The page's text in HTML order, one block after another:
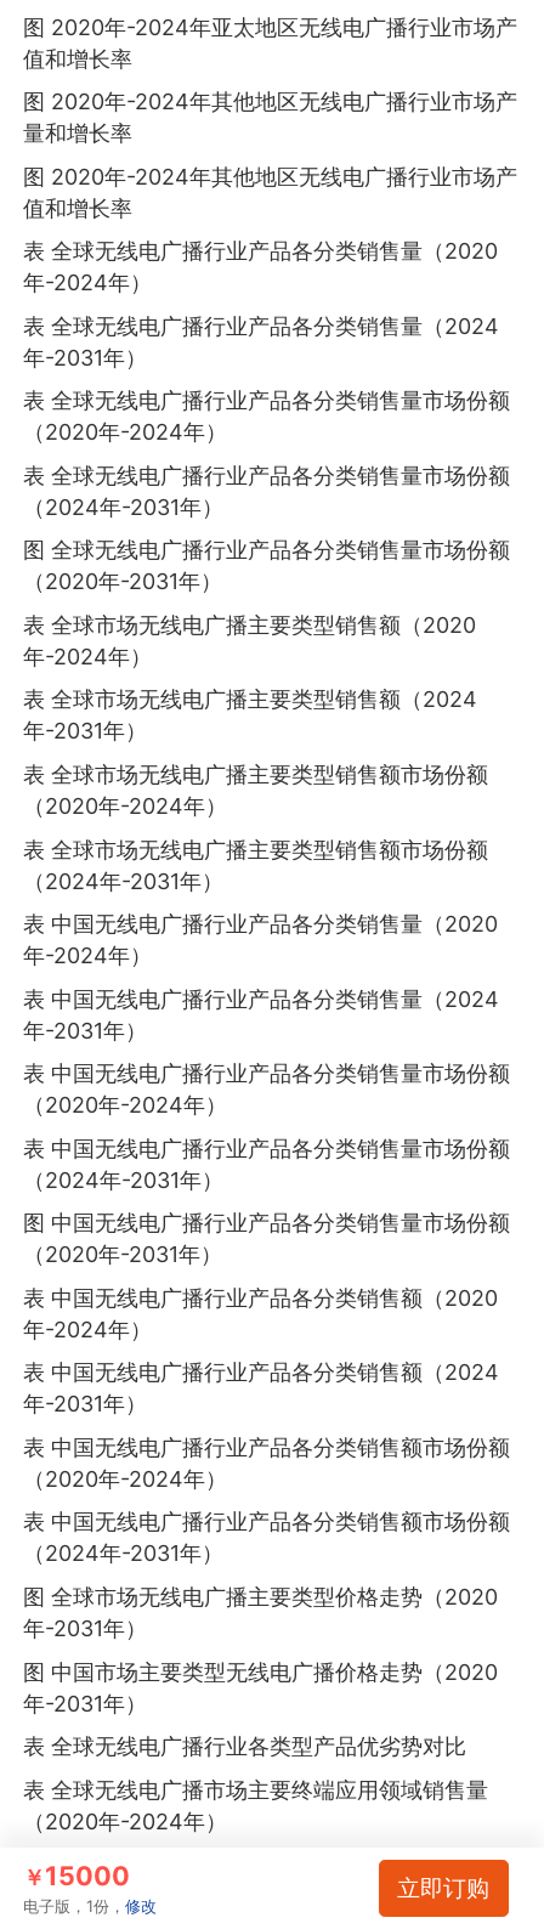
图 2020年-2024年亚太地区无线电广播行业市场产
值和增长率
图 2020年-2024年其他地区无线电广播行业市场产
量和增长率
图 2020年-2024年其他地区无线电广播行业市场产
值和增长率
表 全球无线电广播行业产品各分类销售量（2020
年-2024年）
表 全球无线电广播行业产品各分类销售量（2024
年-2031年）
表 全球无线电广播行业产品各分类销售量市场份额
（2020年-2024年）
表 全球无线电广播行业产品各分类销售量市场份额
（2024年-2031年）
图 全球无线电广播行业产品各分类销售量市场份额
（2020年-2031年）
表 全球市场无线电广播主要类型销售额（2020
年-2024年）
表 全球市场无线电广播主要类型销售额（2024
年-2031年）
表 全球市场无线电广播主要类型销售额市场份额
（2020年-2024年）
表 全球市场无线电广播主要类型销售额市场份额
（2024年-2031年）
表 中国无线电广播行业产品各分类销售量（2020
年-2024年）
表 中国无线电广播行业产品各分类销售量（2024
年-2031年）
表 中国无线电广播行业产品各分类销售量市场份额
（2020年-2024年）
表 中国无线电广播行业产品各分类销售量市场份额
（2024年-2031年）
图 中国无线电广播行业产品各分类销售量市场份额
（2020年-2031年）
表 中国无线电广播行业产品各分类销售额（2020
年-2024年）
表 中国无线电广播行业产品各分类销售额（2024
年-2031年）
表 中国无线电广播行业产品各分类销售额市场份额
（2020年-2024年）
表 中国无线电广播行业产品各分类销售额市场份额
（2024年-2031年）
图 全球市场无线电广播主要类型价格走势（2020
年-2031年）
图 中国市场主要类型无线电广播价格走势（2020
年-2031年）
表 全球无线电广播行业各类型产品优劣势对比
表 全球无线电广播市场主要终端应用领域销售量
（2020年-2024年）
表 全球无线电广播市场主要终端应用领域销售量
（2024年-2031年）
￥15000
电子版，1份，修改
立即订购